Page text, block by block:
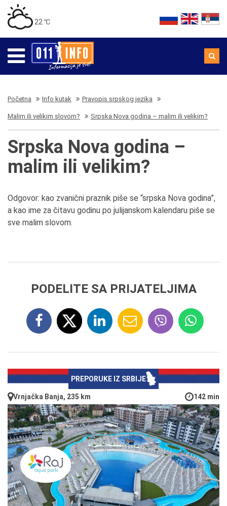
22 ℃
Početna Info kutak Pravopis srpskog jezika
Malim ili velikim slovom? Srpska Nova godina – malim ili velikim?
Srpska Nova godina –
malim ili velikim?
Odgovor: kao zvanični praznik piše se “srpska Nova godina”,
a kao ime za čitavu godinu po julijanskom kalendaru piše se
sve malim slovom.
PODELITE SA PRIJATELJIMA
PREPORUKE IZ SRBIJE
Vrnjačka Banja, 235 km 142 min